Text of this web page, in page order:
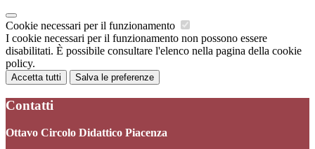
Cookie necessari per il funzionamento
I cookie necessari per il funzionamento non possono essere
disabilitati. È possibile consultare l'elenco nella pagina della cookie
policy.
Accetta tutti Salva le preferenze
Contatti
Ottavo Circolo Didattico Piacenza